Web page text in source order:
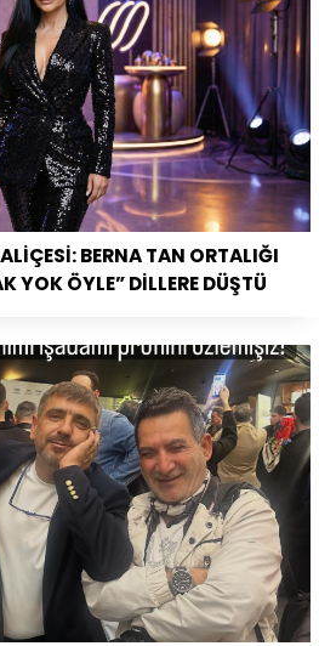
BERNA TAN ORTALIĞI
YOK ÖYLE” DİLLERE DÜŞTÜ